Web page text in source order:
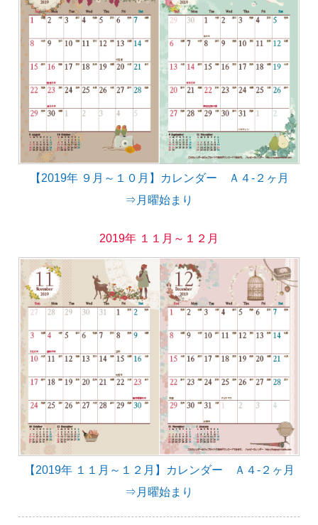
【2019年 ９月～１０月】カレンダー Ａ４-２ヶ月
⇒月曜始まり
2019年 １１月～１２月
【2019年 １１月～１２月】カレンダー Ａ４-２ヶ月
⇒月曜始まり